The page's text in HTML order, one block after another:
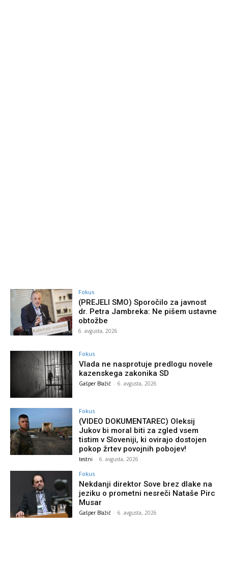
Fokus
(PREJELI SMO) Sporočilo za javnost
dr. Petra Jambreka: Ne pišem ustavne
obtožbe
6. avgusta, 2026
Fokus
Vlada ne nasprotuje predlogu novele
kazenskega zakonika SD
Gašper Blažič - 6. avgusta, 2026
Fokus
(VIDEO DOKUMENTAREC) Oleksij
Jukov bi moral biti za zgled vsem
tistim v Sloveniji, ki ovirajo dostojen
pokop žrtev povojnih pobojev!
testni - 6. avgusta, 2026
Fokus
Nekdanji direktor Sove brez dlake na
jeziku o prometni nesreči Nataše Pirc
Musar
Gašper Blažič - 6. avgusta, 2026